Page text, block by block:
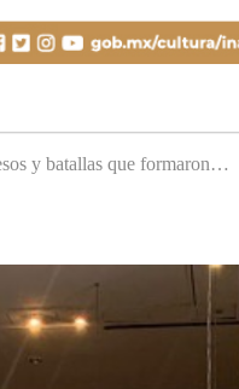
y batallas que formaron…